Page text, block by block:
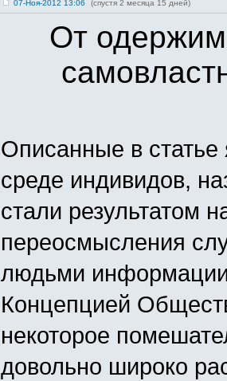
07-Ноя-2012 13:06 (спустя 2 месяца 15 дней)
От
Описанные в
среде индивидов,
стали результатом
переосмысления
людьми
Концепцией
некоторое
довольно широко